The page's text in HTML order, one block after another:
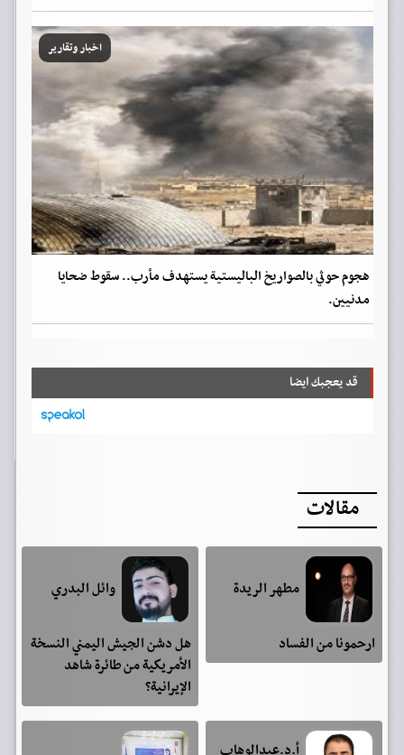
اخبار وتقارير
هجوم حوثي بالصواريخ الباليستية يستهدف مأرب.. سقوط ضحايا
مدنيين.
قد يعجبك ايضا
مقالات
مطهر الريدة
ارحمونا من الفساد
وائل البدري
هل دشن الجيش اليمني النسخة
الأمريكية من طائرة شاهد
الإيرانية؟
أ.د.عبدالوهاب